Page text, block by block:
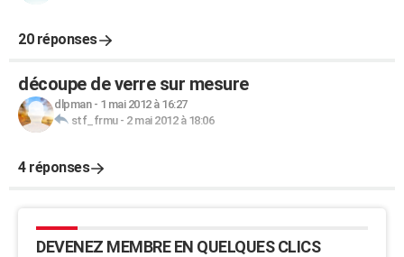
20 réponses
découpe de verre sur mesure
dlpman- 1 mai 2012 à 16:27
stf_frmu- 2 mai 2012 à 18:06
4 réponses
DEVENEZ MEMBRE EN QUELQUES CLICS